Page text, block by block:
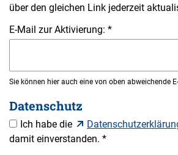
über den gleichen Link jederzeit
E-Mail zur Aktivierung: *
Sie können hier auch eine von oben abweichende
Datenschutz
Ich habe die
damit einverstanden. *